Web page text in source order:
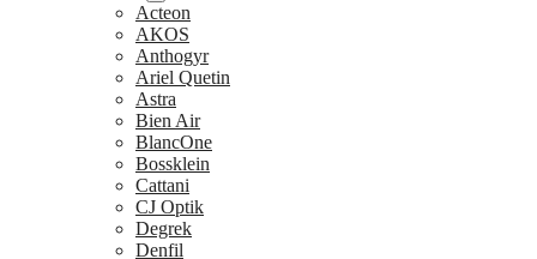
Acteon
AKOS
Anthogyr
Ariel Quetin
Astra
Bien Air
BlancOne
Bossklein
Cattani
CJ Optik
Degrek
Denfil